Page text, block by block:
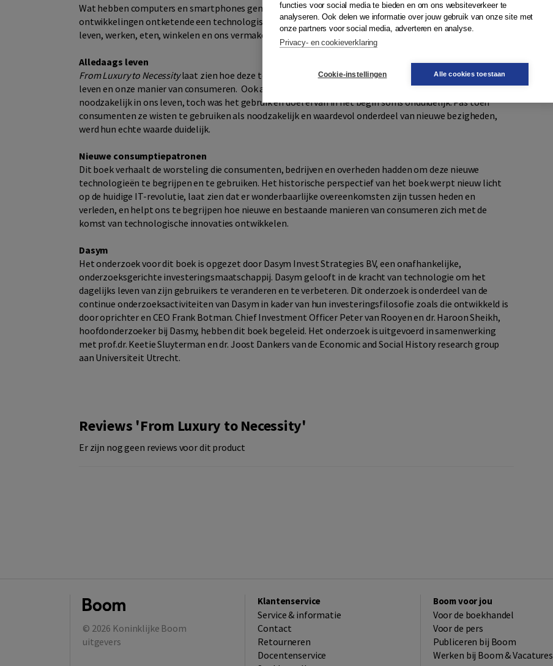
Wat hebben computers en smartphones gemeen met spoorwegen, elektriciteit en de auto? Elk van deze
ontwikkelingen ontketende een technologische revolutie die grote gevolgen had op de manier waarop we
leven, werken, eten, winkelen en ons vermaken.
Alledaags leven
From Luxury to Necessitylaat zien hoe deze technologische revoluties effect hadden op ons alledaagse
leven en onze manier van consumeren. Ook al werden deze nieuwe uitvindingen binnen een paar decennia
noodzakelijk in ons leven, toch was het gebruik en doel ervan in het begin soms onduidelijk. Pas toen
consumenten ze wisten te gebruiken als noodzakelijk en waardevol onderdeel van nieuwe bezigheden,
werd hun echte waarde duidelijk.
Nieuwe consumptiepatronen
Dit boek verhaalt de worsteling die consumenten, bedrijven en overheden hadden om deze nieuwe
technologieën te begrijpen en te gebruiken. Het historische perspectief van het boek werpt nieuw licht
op de huidige IT-revolutie, laat zien dat er wonderbaarlijke overeenkomsten zijn tussen heden en
verleden, en helpt ons te begrijpen hoe nieuwe en bestaande manieren van consumeren zich met de
komst van technologische innovaties ontwikkelen.
Dasym
Het onderzoek voor dit boek is opgezet door Dasym Invest Strategies BV, een onafhankelijke,
onderzoeksgerichte investeringsmaatschappij. Dasym gelooft in de kracht van technologie om het
dagelijks leven van zijn gebruikers te veranderen en te verbeteren. Dit onderzoek is onderdeel van de
continue onderzoeksactiviteiten van Dasym in kader van hun investeringsfilosofie zoals die ontwikkeld is
door oprichter en CEO Frank Botman. Chief Investment Officer Peter van Rooyen en dr. Haroon Sheikh,
hoofdonderzoeker bij Dasmy, hebben dit boek begeleid. Het onderzoek is uitgevoerd in samenwerking
met prof.dr. Keetie Sluyterman en dr. Joost Dankers van de Economic and Social History research group
aan Universiteit Utrecht.
Reviews 'From Luxury to Necessity'
Er zijn nog geen reviews voor dit product
© 2026 Koninklijke Boom
uitgevers
Klantenservice
Service & informatie
Contact
Retourneren
Docentenservice
Boom voor jou
Voor de boekhandel
Voor de pers
Publiceren bij Boom
Werken bij Boom & Vacatures
functies voor social media te bieden en om ons websiteverkeer te
analyseren. Ook delen we informatie over jouw gebruik van onze site met
onze partners voor social media, adverteren en analyse.
Privacy- en cookieverklaring
Cookie-instellingen Alle cookies toestaan